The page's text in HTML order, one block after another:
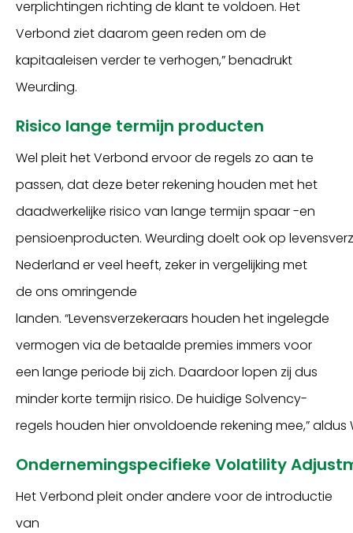
verplichtingen richting de klant te voldoen. Het
Verbond ziet daarom geen reden om de
kapitaaleisen verderte verhogen,” benadrukt
Weurding.
Risico lange termijn producten
Wel pleit het Verbond ervoorde regels zo aan te
passen,dat deze beter rekening houden methet
daadwerkelijke risico van lange termijn spaar -en
pensioenproducten. Weurding doeltookop
Nederland erveel heeft, zeker in vergelijking met
de ons omringende
landen. “Levensverzekeraars houden het ingelegde
vermogen via de betaalde premies immers voor
een lange periode bij zich. Daardoor lopen zij dus
minder korte termijn risico. De huidige Solvency-
regels houden hieronvoldoende rekening mee,”aldus
Ondernemingspecifieke Volatility
Het Verbond pleitonder andere voor de introductie
van